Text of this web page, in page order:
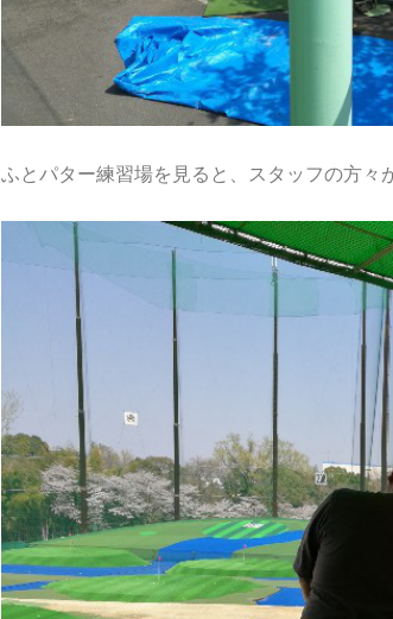
ふとパター練習場を見ると、スタッフの方